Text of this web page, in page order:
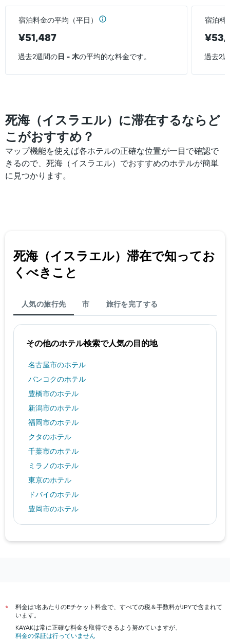
宿泊料金の平均（平日）
¥51,487
宿泊料
過去2週間の日 - 木の平均的な料金です。 過去2
死海（イスラエル）に滞在するならど
こがおすすめ？
マップ機能を使えば各ホテルの正確な位置が一目で確認で
きるので、死海（イスラエル）でおすすめのホテルが簡単
に見つかります。
死海（イスラエル）​滞在で知ってお
くべきこと
人気の旅行先 市 旅行を完了する
その他のホテル検索で人気の目的地
名古屋市のホテル
バンコクのホテル
豊橋市のホテル
新潟市のホテル
福岡市のホテル
クタのホテル
千葉市のホテル
ミラノのホテル
東京のホテル
ドバイのホテル
豊岡市のホテル
北九州市のホテル
ベオグラードのホテル
大阪市のホテル
京都市のホテル
*
料金は1名あたりのEチケット料金で、すべての税＆手数料がJPYで含まれて
います。
KAYAKは常に正確な料金を取得できるよう努めていますが、
料金の保証は行っていません